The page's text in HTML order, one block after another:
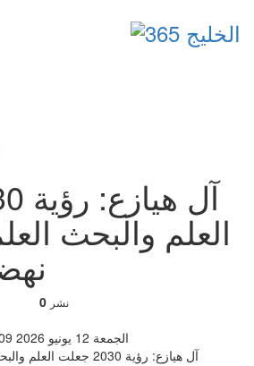
العلم والبحث
0 نشر
الجمعة 12 يونيو 2026 07:09 صباحاً